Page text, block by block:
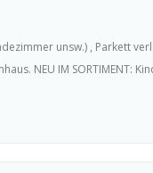
unsw.) , Parkett
NEU IM SORTIMENT: